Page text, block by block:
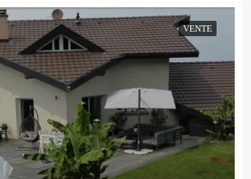
VENTE